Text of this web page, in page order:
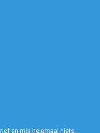
en mis helemaal niets.